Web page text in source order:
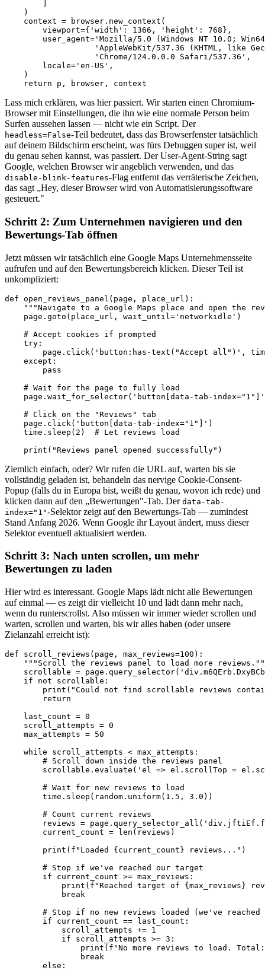
    )
    context = browser.new_context(
        viewport={'width': 1366, 'height': 768},
user_agent='Mozilla/5.0 (Windows NT 10.0;
'AppleWebKit/537.36 (KHTML, like
                   'Chrome/124.0.0.0 Safari/537.36',
        locale='en-US',
    )
    return p, browser, context
Lass mich erklären, was hier passiert. Wir starten einen Chromium-
Browser mit Einstellungen, die ihn wie eine normale Person beim
Surfen aussehen lassen — nicht wie ein Script. Der
headless=False-Teil bedeutet, dass das Browserfenster tatsächlich
auf deinem Bildschirm erscheint, was fürs Debuggen super ist, weil
du genau sehen kannst, was passiert. Der User-Agent-String sagt
Google, welchen Browser wir angeblich verwenden, und das
disable-blink-features-Flag entfernt das verräterische Zeichen,
das sagt „Hey, dieser Browser wird von Automatisierungssoftware
gesteuert."
Schritt 2: Zum Unternehmen navigieren und den
Bewertungs-Tab öffnen
Jetzt müssen wir tatsächlich eine Google Maps Unternehmensseite
aufrufen und auf den Bewertungsbereich klicken. Dieser Teil ist
unkompliziert:
def open_reviews_panel(page, place_url):
"""Navigate to a Google Maps place and open the
    page.goto(place_url, wait_until='networkidle')
    # Accept cookies if prompted
    try:
page.click('button:has-text("Accept all")',
    except:
        pass
    # Wait for the page to fully load
page.wait_for_selector('button[data-tab-
    # Click on the "Reviews" tab
    page.click('button[data-tab-index="1"]')
    time.sleep(2)  # Let reviews load
    print("Reviews panel opened successfully")
Ziemlich einfach, oder? Wir rufen die URL auf, warten bis sie
vollständig geladen ist, behandeln das nervige Cookie-Consent-
Popup (falls du in Europa bist, weißt du genau, wovon ich rede) und
klicken dann auf den „Bewertungen"-Tab. Der data-tab-
index="1"-Selektor zeigt auf den Bewertungs-Tab — zumindest
Stand Anfang 2026. Wenn Google ihr Layout ändert, muss dieser
Selektor eventuell aktualisiert werden.
Schritt 3: Nach unten scrollen, um mehr
Bewertungen zu laden
Hier wird es interessant. Google Maps lädt nicht alle Bewertungen
auf einmal — es zeigt dir vielleicht 10 und lädt dann mehr nach,
wenn du runterscrollst. Also müssen wir immer wieder scrollen und
warten, scrollen und warten, bis wir alles haben (oder unsere
Zielanzahl erreicht ist):
def scroll_reviews(page, max_reviews=100):
"""Scroll the reviews panel to load more
scrollable =
    if not scrollable:
print("Could not find scrollable reviews
        return
    last_count = 0
    scroll_attempts = 0
    max_attempts = 50
    while scroll_attempts < max_attempts:
        # Scroll down inside the reviews panel
scrollable.evaluate('el => el.scrollTop =
        # Wait for new reviews to load
        time.sleep(random.uniform(1.5, 3.0))
        # Count current reviews
reviews =
        current_count = len(reviews)
        print(f"Loaded {current_count} reviews...")
        # Stop if we've reached our target
        if current_count >= max_reviews:
print(f"Reached target of {max_reviews}
            break
# Stop if no new reviews loaded (we've reached
        if current_count == last_count:
            scroll_attempts += 1
            if scroll_attempts >= 3:
print(f"No more reviews to load.
                break
        else: